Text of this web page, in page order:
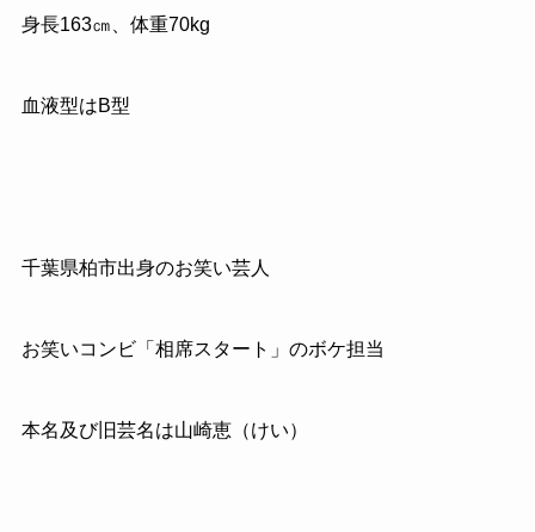
身長163㎝、体重70kg
血液型はB型
千葉県柏市出身のお笑い芸人
お笑いコンビ「相席スタート」のボケ担当
本名及び旧芸名は山崎恵（けい）